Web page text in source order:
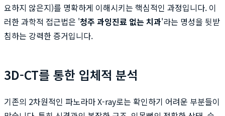
요하지 않은지)를 명확하게 이해시키는 핵심적인 과정입니다. 이
러한 과학적 접근법은 '청주 과잉진료 없는 치과'라는 명성을 뒷받
침하는 강력한 증거입니다.
3D-CT를 통한 입체적 분석
기존의 2차원적인 파노라마 X-ray로는 확인하기 어려운 부분들이